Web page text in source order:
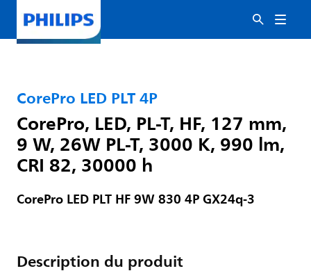
CorePro LED PLT 4P
CorePro, LED, PL-T, HF, 127 mm,
9 W, 26W PL-T, 3000 K, 990 lm,
CRI 82, 30000 h
CorePro LED PLT HF 9W 830 4P GX24q-3
Description du produit